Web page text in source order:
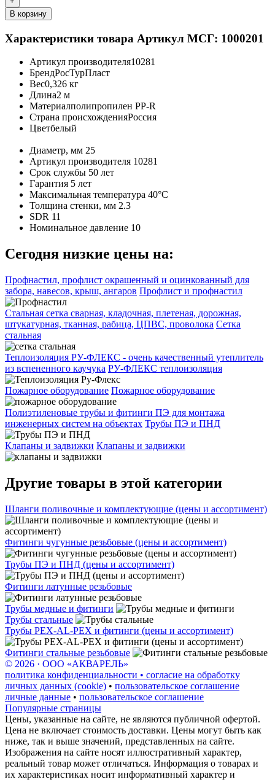
В корзину
Характеристики товара Артикул МСГ: 1000201
Артикул производителя10281
БрендРосТурПласт
Вес0,326 кг
Длина2 м
Материалполипропилен PP-R
Страна происхожденияРоссия
Цветбелый
Диаметр, мм 25
Артикул производителя 10281
Срок службы 50 лет
Гарантия 5 лет
Максимальная температура 40°C
Толщина стенки, мм 2.3
SDR 11
Номинальное давление 10
Сегодня низкие цены на:
Профнастил, профлист окрашенный и оцинкованный для
забора, навесов, крыш, ангаров Профлист и профнастил
Стальная сетка сварная, кладочная, плетеная, дорожная,
штукатурная, тканная, рабица, ЦПВС, проволока Сетка
стальная
Теплоизоляция РУ-ФЛЕКС - очень качественный утеплитель
из вспененного каучука РУ-ФЛЕКС теплоизоляция
Пожарное оборудование Пожарное оборудование
Полиэтиленовые трубы и фитинги ПЭ для монтажа
инженерных систем на объектах Трубы ПЭ и ПНД
Клапаны и задвижки Клапаны и задвижки
Другие товары в этой категории
Шланги поливочные и комплектующие (цены и ассортимент)
Фитинги чугунные резьбовые (цены и ассортимент)
Трубы ПЭ и ПНД (цены и ассортимент)
Фитинги латунные резьбовые
Трубы медные и фитинги
Трубы стальные
Трубы PEX-AL-PEX и фитинги (цены и ассортимент)
Фитинги стальные резьбовые
© 2026 · ООО «АКВАРЕЛЬ»
политика конфиденциальности • согласие на обработку
личных данных (cookie) • пользовательское соглашение
личные данные • пользовательское соглашение
Популярные страницы
Цены, указанные на сайте, не являются публичной офертой.
Цена не включает стоимость доставки. Цены могут быть как
ниже, так и выше значений, представленных на сайте.
Изображения на сайте носят иллюстративный характер,
реальный товар может отличаться. Информация о товарах и
их характеристиках носит информативный характер и